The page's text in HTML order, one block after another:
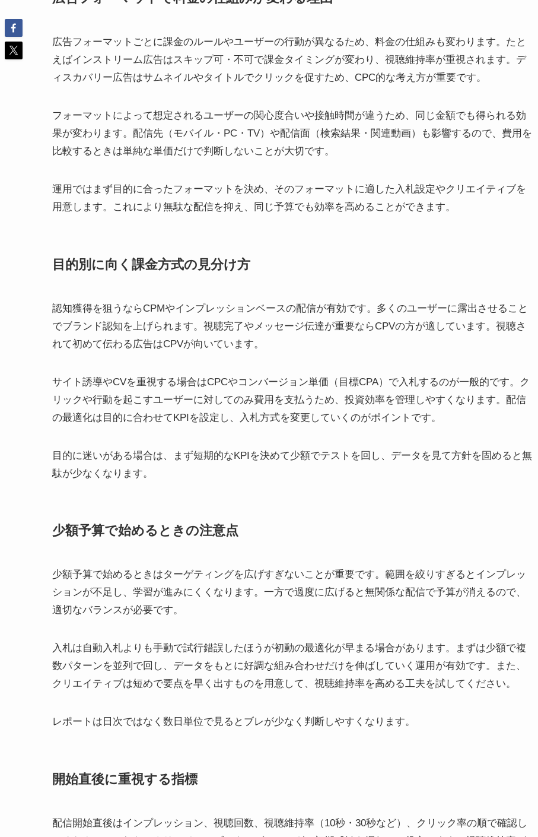
広告フォーマットごとに課金のルールやユーザーの行動が異なるため、料金の仕組みも変わります。たと
えばインストリーム広告はスキップ可・不可で課金タイミングが変わり、視聴維持率が重視されます。デ
ィスカバリー広告はサムネイルやタイトルでクリックを促すため、CPC的な考え方が重要です。
フォーマットによって想定されるユーザーの関心度合いや接触時間が違うため、同じ金額でも得られる効
果が変わります。配信先（モバイル・PC・TV）や配信面（検索結果・関連動画）も影響するので、費用を
比較するときは単純な単価だけで判断しないことが大切です。
運用ではまず目的に合ったフォーマットを決め、そのフォーマットに適した入札設定やクリエイティブを
用意します。これにより無駄な配信を抑え、同じ予算でも効率を高めることができます。
目的別に向く課金方式の見分け方
認知獲得を狙うならCPMやインプレッションベースの配信が有効です。多くのユーザーに露出させること
でブランド認知を上げられます。視聴完了やメッセージ伝達が重要ならCPVの方が適しています。視聴さ
れて初めて伝わる広告はCPVが向いています。
サイト誘導やCVを重視する場合はCPCやコンバージョン単価（目標CPA）で入札するのが一般的です。ク
リックや行動を起こすユーザーに対してのみ費用を支払うため、投資効率を管理しやすくなります。配信
の最適化は目的に合わせてKPIを設定し、入札方式を変更していくのがポイントです。
目的に迷いがある場合は、まず短期的なKPIを決めて少額でテストを回し、データを見て方針を固めると無
駄が少なくなります。
少額予算で始めるときの注意点
少額予算で始めるときはターゲティングを広げすぎないことが重要です。範囲を絞りすぎるとインプレッ
ションが不足し、学習が進みにくくなります。一方で過度に広げると無関係な配信で予算が消えるので、
適切なバランスが必要です。
入札は自動入札よりも手動で試行錯誤したほうが初動の最適化が早まる場合があります。まずは少額で複
数パターンを並列で回し、データをもとに好調な組み合わせだけを伸ばしていく運用が有効です。また、
クリエイティブは短めで要点を早く出すものを用意して、視聴維持率を高める工夫を試してください。
レポートは日次ではなく数日単位で見るとブレが少なく判断しやすくなります。
開始直後に重視する指標
配信開始直後はインプレッション、視聴回数、視聴維持率（10秒・30秒など）、クリック率の順で確認し